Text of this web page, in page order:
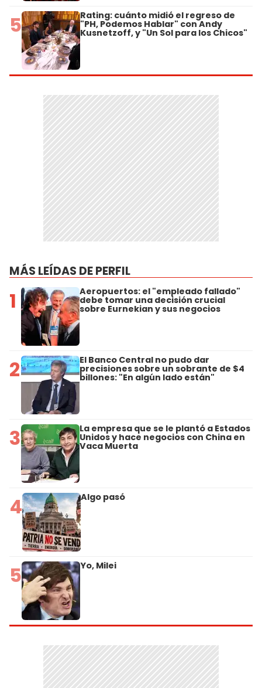
5 Rating: cuánto midió el regreso de
"PH, Podemos Hablar" con Andy
Kusnetzoff, y "Un Sol para los Chicos"
MÁS LEÍDAS DE PERFIL
1 Aeropuertos: el "empleado fallado"
debe tomar una decisión crucial
sobre Eurnekian y sus negocios
2 El Banco Central no pudo dar
precisiones sobre un sobrante de $4
billones: "En algún lado están"
3 La empresa que se le plantó a Estados
Unidos y hace negocios con China en
Vaca Muerta
4 Algo pasó
5 Yo, Milei